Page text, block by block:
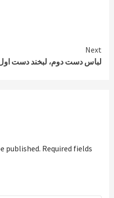
Next
لباس دست دوم، لبخند دست
published. Required fields